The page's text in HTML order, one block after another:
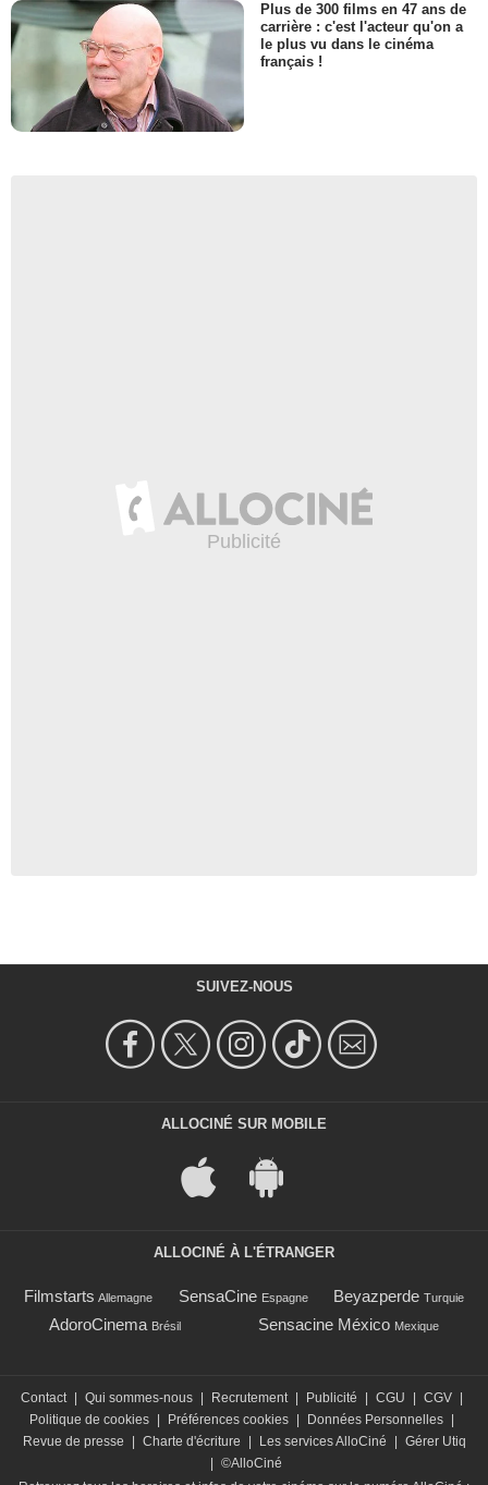
Plus de 300 films en 47 ans de
carrière : c'est l'acteur qu'on a
le plus vu dans le cinéma
français !
SUIVEZ-NOUS
ALLOCINÉ SUR MOBILE
ALLOCINÉ À L'ÉTRANGER
Filmstarts Allemagne SensaCine Espagne Beyazperde Turquie
AdoroCinema Brésil Sensacine México Mexique
Contact | Qui sommes-nous | Recrutement | Publicité | CGU | CGV |
Politique de cookies | Préférences cookies | Données Personnelles |
Revue de presse
| Charte d'écriture | Les services AlloCiné | Gérer Utiq
| ©AlloCiné